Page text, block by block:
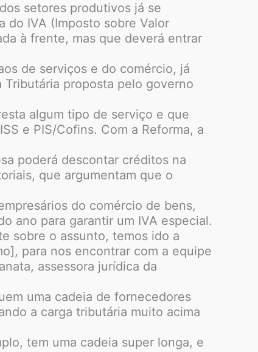
setores produtivos já se
do IVA (Imposto sobre Valor
à frente, mas que deverá entrar
de serviços e do comércio, já
Tributária proposta pelo governo
algum tipo de serviço e que
e PIS/Cofins. Com a Reforma, a
poderá descontar créditos na
que argumentam que o
do comércio de bens,
ano para garantir um IVA especial.
sobre o assunto, temos ido a
para nos encontrar com a equipe
assessora jurídica da
uma cadeia de fornecedores
a carga tributária muito acima
tem uma cadeia super longa, e